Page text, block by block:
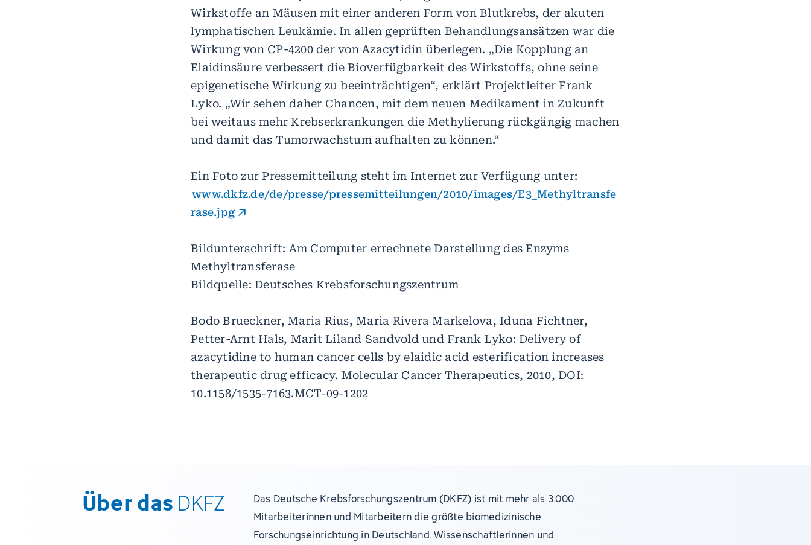
Wirkstoffe an Mäusen mit einer anderen Form von Blutkrebs, der akuten
lymphatischen Leukämie. In allen geprüften Behandlungsansätzen war die
Wirkung von CP-4200 der von Azacytidin überlegen. „Die Kopplung an
Elaidinsäure verbessert die Bioverfügbarkeit des Wirkstoffs, ohne seine
epigenetische Wirkung zu beeinträchtigen“, erklärt Projektleiter Frank
Lyko. „Wir sehen daher Chancen, mit dem neuen Medikament in Zukunft
bei weitaus mehr Krebserkrankungen die Methylierung rückgängig machen
und damit das Tumorwachstum aufhalten zu können.“
Ein Foto zur Pressemitteilung steht im Internet zur Verfügung unter:
www.dkfz.de/de/presse/pressemitteilungen/2010/images/E3_Methyltransfe
rase.jpg
Bildunterschrift: Am Computer errechnete Darstellung des Enzyms
Methyltransferase
Bildquelle: Deutsches Krebsforschungszentrum
Bodo Brueckner, Maria Rius, Maria Rivera Markelova, Iduna Fichtner,
Petter-Arnt Hals, Marit Liland Sandvold und Frank Lyko: Delivery of
azacytidine to human cancer cells by elaidic acid esterification increases
therapeutic drug efficacy. Molecular Cancer Therapeutics, 2010, DOI:
10.1158/1535-7163.MCT-09-1202
Über das DKFZ
Das Deutsche Krebsforschungszentrum (DKFZ) ist mit mehr als 3.000
Mitarbeiterinnen und Mitarbeitern die größte biomedizinische
Forschungseinrichtung in Deutschland. Wissenschaftlerinnen und